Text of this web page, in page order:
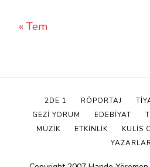
« Tem
2DE 1 RÖPORTAJ
GEZİ YORUM
EDEBIYAT
MÜZIK
ETKINLIK KULİS